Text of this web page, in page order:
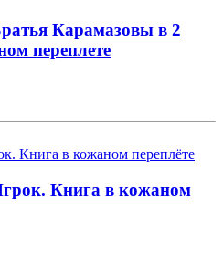
Карамазовы в 2
переплете
Книга в кожаном